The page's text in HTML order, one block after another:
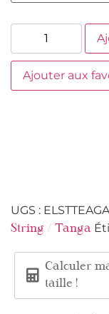
Ajouter aux
UGS :
String / Tanga
Calculer
taille !